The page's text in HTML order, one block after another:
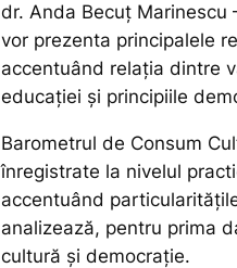
dr. Anda Becuț Marinescu
vor prezenta principalele
accentuând relația dintre
educației și principiile
Barometrul de Consum
înregistrate la nivelul
accentuând
analizează, pentru prima
cultură și democrație.